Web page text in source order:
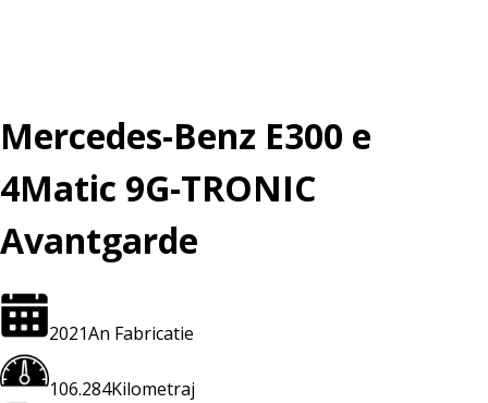
Mercedes-Benz E300 e
4Matic 9G-TRONIC
Avantgarde
2021An Fabricatie
106.284Kilometraj